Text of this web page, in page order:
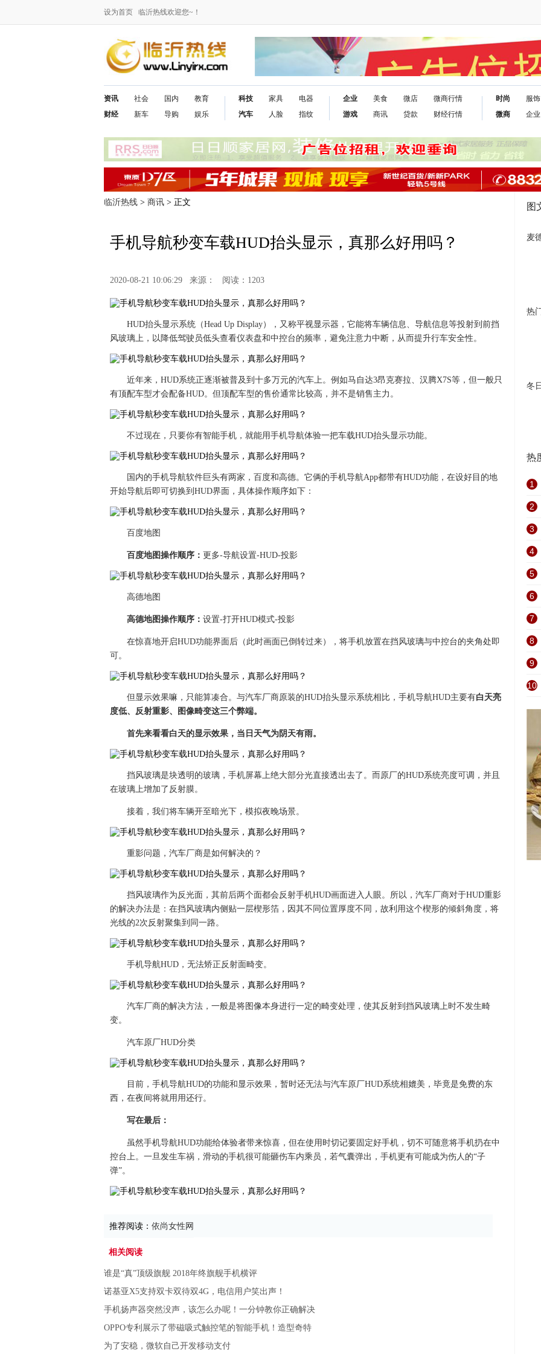
设为首页 临沂热线欢迎您~！
资讯
财经
社会
新车
国内
导购
教育
娱乐
科技
汽车
家具
人脸
电器
指纹
企业
游戏
美食
商讯
微店
贷款
微商行情
财经行情
时尚
微商
服饰
企业
临沂热线 > 商讯 > 正文
手机导航秒变车载HUD抬头显示，真那么好用吗？
2020-08-21 10:06:29 来源： 阅读：1203
HUD抬头显示系统（Head Up Display），又称平视显示器，它能将车辆信息、导航信息等投射到前挡
风玻璃上，以降低驾驶员低头查看仪表盘和中控台的频率，避免注意力中断，从而提升行车安全性。
近年来，HUD系统正逐渐被普及到十多万元的汽车上。例如马自达3昂克赛拉、汉腾X7S等，但一般只
有顶配车型才会配备HUD。但顶配车型的售价通常比较高，并不是销售主力。
不过现在，只要你有智能手机，就能用手机导航体验一把车载HUD抬头显示功能。
国内的手机导航软件巨头有两家，百度和高德。它俩的手机导航App都带有HUD功能，在设好目的地
开始导航后即可切换到HUD界面，具体操作顺序如下：
百度地图
百度地图操作顺序： 更多-导航设置-HUD-投影
高德地图
高德地图操作顺序： 设置-打开HUD模式-投影
在惊喜地开启HUD功能界面后（此时画面已倒转过来），将手机放置在挡风玻璃与中控台的夹角处即
可。
但显示效果嘛，只能算凑合。与汽车厂商原装的HUD抬头显示系统相比，手机导航HUD主要有白天亮
度低、反射重影、图像畸变这三个弊端。
首先来看看白天的显示效果，当日天气为阴天有雨。
挡风玻璃是块透明的玻璃，手机屏幕上绝大部分光直接透出去了。而原厂的HUD系统亮度可调，并且
在玻璃上增加了反射膜。
接着，我们将车辆开至暗光下，模拟夜晚场景。
重影问题，汽车厂商是如何解决的？
挡风玻璃作为反光面，其前后两个面都会反射手机HUD画面进入人眼。所以，汽车厂商对于HUD重影
的解决办法是：在挡风玻璃内侧贴一层楔形箔，因其不同位置厚度不同，故利用这个楔形的倾斜角度，将
光线的2次反射聚集到同一路。
手机导航HUD，无法矫正反射面畸变。
汽车厂商的解决方法，一般是将图像本身进行一定的畸变处理，使其反射到挡风玻璃上时不发生畸
变。
汽车原厂HUD分类
目前，手机导航HUD的功能和显示效果，暂时还无法与汽车原厂HUD系统相媲美，毕竟是免费的东
西，在夜间将就用用还行。
写在最后：
虽然手机导航HUD功能给体验者带来惊喜，但在使用时切记要固定好手机，切不可随意将手机扔在中
控台上。一旦发生车祸，滑动的手机很可能砸伤车内乘员，若气囊弹出，手机更有可能成为伤人的“子
弹”。
推荐阅读： 依尚女性网
相关阅读
谁是“真”顶级旗舰 2018年终旗舰手机横评
诺基亚X5支持双卡双待双4G，电信用户笑出声！
手机扬声器突然没声，该怎么办呢！一分钟教你正确解决
OPPO专利展示了带磁吸式触控笔的智能手机！造型奇特
为了安稳，微软自己开发移动支付
图
麦
热
冬
热
1
2
3
4
5
6
7
8
9
10